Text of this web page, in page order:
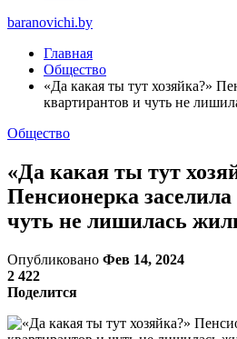
baranovichi.by
Главная
Общество
«Да какая ты тут хозяйка?»
квартирантов и чуть не
Общество
«Да какая ты тут
Пенсионерка
чуть не лишилась
Опубликовано Фев 14, 2024
2 422
Поделится